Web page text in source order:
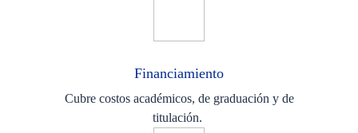
Financiamiento​
Cubre costos académicos, de graduación y de
titulación.